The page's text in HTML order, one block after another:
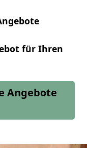
für Ihren
Angebote